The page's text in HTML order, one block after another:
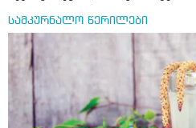
სამკურნალო წერილები